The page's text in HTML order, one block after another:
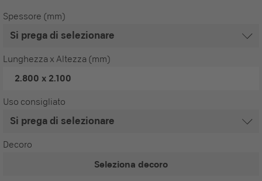
Spessore (mm)
Lunghezza x Altezza (mm)
2.800 x 2.100
Uso consigliato
Decoro
Seleziona decoro